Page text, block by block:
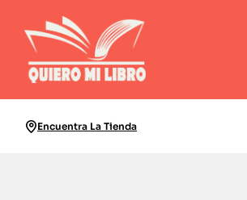
Encuentra La Tienda